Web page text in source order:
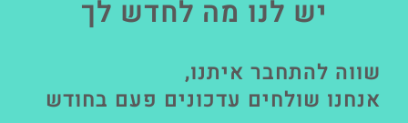
יש לנו מה לחדש לך
שווה להתחבר איתנו,
אנחנו שולחים עדכונים פעם בחודש